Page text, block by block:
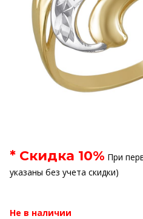
* Скидка 10% При
указаны без учета скидки)
Не в наличии